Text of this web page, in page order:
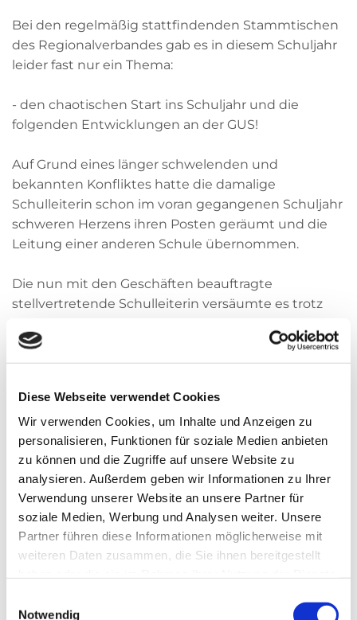
Diese Webseite verwendet Cookies
Wir verwenden Cookies, um Inhalte und Anzeigen zu
personalisieren, Funktionen für soziale Medien anbieten
zu können und die Zugriffe auf unsere Website zu
analysieren. Außerdem geben wir Informationen zu Ihrer
Verwendung unserer Website an unsere Partner für
soziale Medien, Werbung und Analysen weiter. Unsere
Partner führen diese Informationen möglicherweise mit
weiteren Daten zusammen, die Sie ihnen bereitgestellt
Notwendig
Bei den regelmäßig stattfindenden Stammtischen
des Regionalverbandes gab es in diesem Schuljahr
leider fast nur ein Thema:
- den chaotischen Start ins Schuljahr und die
folgenden Entwicklungen an der GUS!
Auf Grund eines länger schwelenden und
bekannten Konfliktes hatte die damalige
Schulleiterin schon im voran gegangenen Schuljahr
schweren Herzens ihren Posten geräumt und die
Leitung einer anderen Schule übernommen.
Die nun mit den Geschäften beauftragte
stellvertretende Schulleiterin versäumte es trotz
die Einsatzplanung für die Kollegen fertig zu stellen.
Beginn des Schuljahres über mehrere Wochen
keinen regulären Stundenplan (wie ihre Zeitung
bereits berichtete, OTZ vom 18.09.2018).
Das der Schulbetrieb trotz allem stattfinden
konnte, war der Einsatzbereitschaft der Kolleginnen
und Kollegen zu verdanken.
In Folge der unhaltbaren Zustände wurde die
stellvertretende Schulleiterin an einen anderen